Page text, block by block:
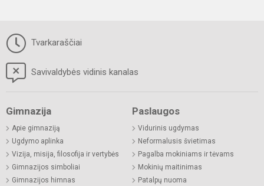
Tvarkaraščiai
Savivaldybės vidinis kanalas
Gimnazija
Apie gimnaziją
Ugdymo aplinka
Vizija, misija, filosofija ir vertybės
Gimnazijos simboliai
Gimnazijos himnas
Paslaugos
Vidurinis ugdymas
Neformalusis švietimas
Pagalba mokiniams ir tėvams
Mokinių maitinimas
Patalpų nuoma